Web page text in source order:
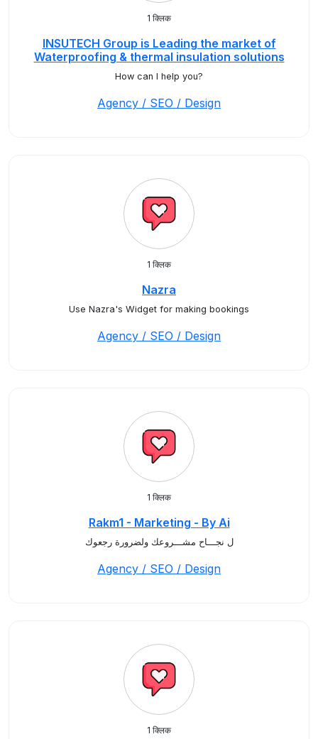
1 क्लिक
INSUTECH Group is Leading the market of
Waterproofing & thermal insulation solutions
How can I help you?
Agency / SEO / Design
1 क्लिक
Nazra
Use Nazra's Widget for making bookings
Agency / SEO / Design
1 क्लिक
Rakm1 - Marketing - By Ai
ل نجـــاح مشـــروعك ولضرورة رجعوك
Agency / SEO / Design
1 क्लिक